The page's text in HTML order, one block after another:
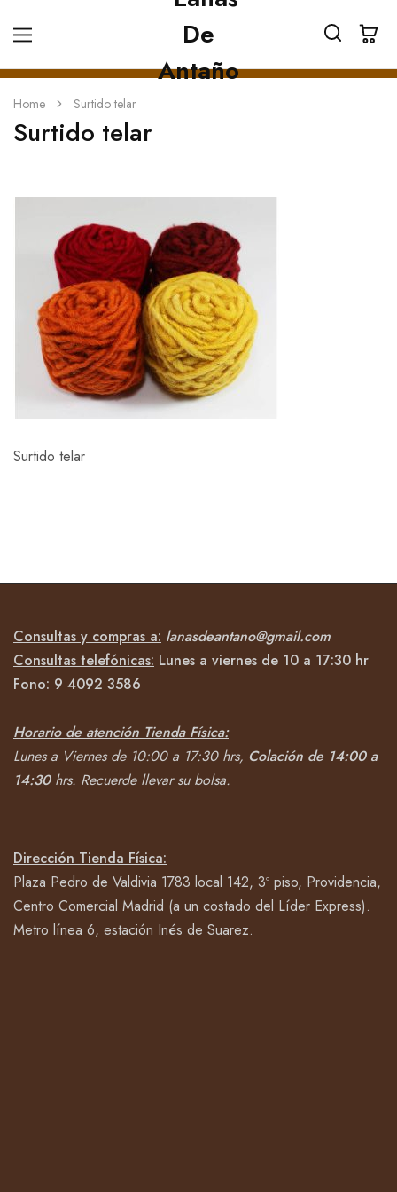
Home Surtido telar
Surtido telar
Surtido telar
Consultas y compras a: lanasdeantano@gmail.com
Consultas telefónicas: Lunes a viernes de 10 a 17:30 hr
Fono: 9 4092 3586
Horario de atención Tienda Física:
Lunes a Viernes de 10:00 a 17:30 hrs, Colación de 14:00 a
14:30hrs. Recuerde llevar su bolsa.
Dirección Tienda Física:
Plaza Pedro de Valdivia 1783 local 142, 3º piso, Providencia,
Centro Comercial Madrid (a un costado del Líder Express).
Metro línea 6, estación Inés de Suarez.